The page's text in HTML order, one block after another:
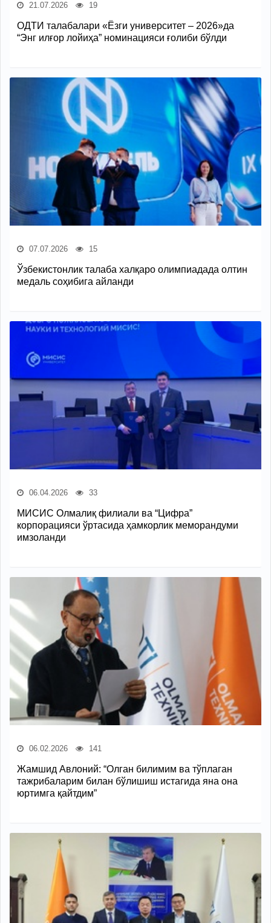
21.07.2026 19
ОДТИ талабалари «Ёзги университет – 2026»да
“Энг илғор лойиҳа” номинацияси ғолиби бўлди
07.07.2026 15
Ўзбекистонлик талаба халқаро олимпиадада олтин
медаль соҳибига айланди
06.04.2026 33
МИСИС Олмалиқ филиали ва “Цифра”
корпорацияси ўртасида ҳамкорлик меморандуми
имзоланди
06.02.2026 141
Жамшид Авлоний: “Олган билимим ва тўплаган
тажрибаларим билан бўлишиш истагида яна она
юртимга қайтдим”